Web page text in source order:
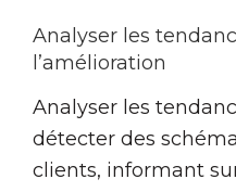
Analyser les
l’amélioration
Analyser les
détecter des
clients, informant